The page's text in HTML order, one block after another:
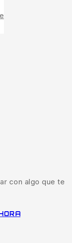
con algo que te